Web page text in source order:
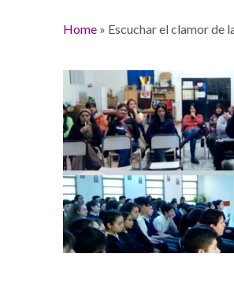
Home» Escuchar el clamor de